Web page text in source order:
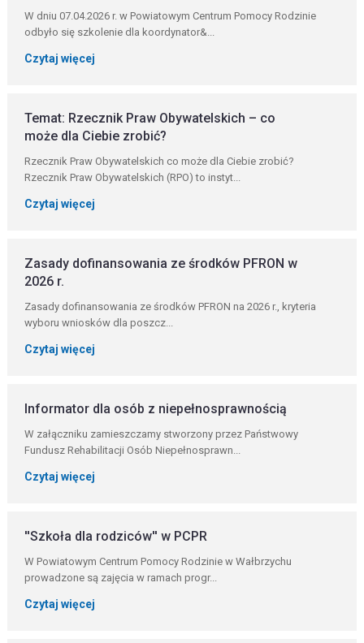
W dniu 07.04.2026 r. w Powiatowym Centrum Pomocy Rodzinie
odbyło się szkolenie dla koordynator&...
Czytaj więcej
Temat: Rzecznik Praw Obywatelskich – co
może dla Ciebie zrobić?
Rzecznik Praw Obywatelskich co może dla Ciebie zrobić?
Rzecznik Praw Obywatelskich (RPO) to instyt...
Czytaj więcej
Zasady dofinansowania ze środków PFRON w
2026 r.
Zasady dofinansowania ze środków PFRON na 2026 r., kryteria
wyboru wniosków dla poszcz...
Czytaj więcej
Informator dla osób z niepełnosprawnością
W załączniku zamieszczamy stworzony przez Państwowy
Fundusz Rehabilitacji Osób Niepełnosprawn...
Czytaj więcej
''Szkoła dla rodziców'' w PCPR
W Powiatowym Centrum Pomocy Rodzinie w Wałbrzychu
prowadzone są zajęcia w ramach progr...
Czytaj więcej